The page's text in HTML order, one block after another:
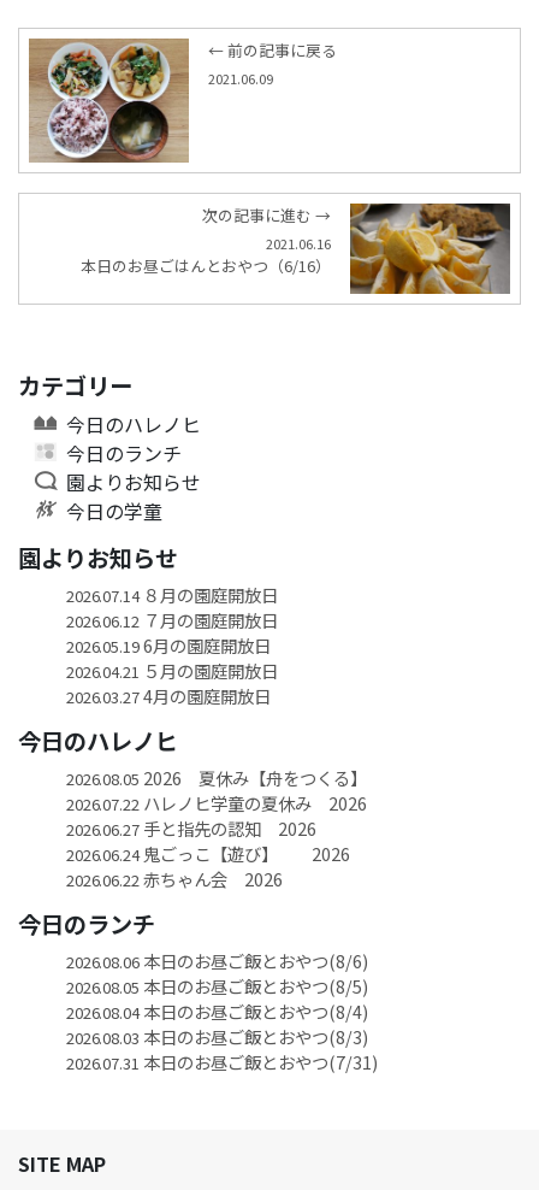
← 前の記事に戻る
2021.06.09
次の記事に進む →
2021.06.16
本日のお昼ごはんとおやつ（6/16）
カテゴリー
今日のハレノヒ
今日のランチ
園よりお知らせ
今日の学童
園よりお知らせ
2026.07.14８月の園庭開放日
2026.06.12７月の園庭開放日
2026.05.196月の園庭開放日
2026.04.21 ５月の園庭開放日
2026.03.274月の園庭開放日
今日のハレノヒ
2026.08.05 2026 夏休み【舟をつくる】
2026.07.22ハレノヒ学童の夏休み 2026
2026.06.27手と指先の認知 2026
2026.06.24鬼ごっこ【遊び】 2026
2026.06.22赤ちゃん会 2026
今日のランチ
2026.08.06本日のお昼ご飯とおやつ(8/6)
2026.08.05 本日のお昼ご飯とおやつ(8/5)
2026.08.04本日のお昼ご飯とおやつ(8/4)
2026.08.03 本日のお昼ご飯とおやつ(8/3)
2026.07.31 本日のお昼ご飯とおやつ(7/31)
SITE MAP